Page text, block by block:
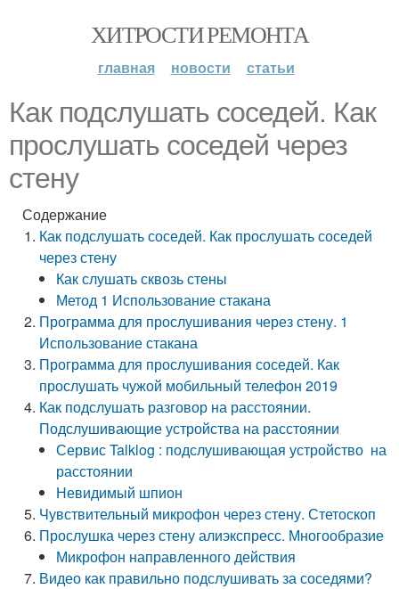
ХИТРОСТИ РЕМОНТА
главная новости статьи
Как подслушать соседей. Как
прослушать соседей через
стену
Содержание
Как подслушать соседей. Как прослушать соседей
через стену
Как слушать сквозь стены
Метод 1 Использование стакана
Программа для прослушивания через стену. 1
Использование стакана
Программа для прослушивания соседей. Как
прослушать чужой мобильный телефон 2019
Как подслушать разговор на расстоянии.
Подслушивающие устройства на расстоянии
Сервис Talklog : подслушивающая устройство на
расстоянии
Невидимый шпион
Чувствительный микрофон через стену. Стетоскоп
Прослушка через стену алиэкспресс. Многообразие
Микрофон направленного действия
Видео как правильно подслушивать за соседями?